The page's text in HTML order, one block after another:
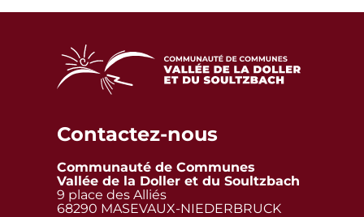
Contactez-nous
Communauté de Communes
Vallée de la Doller et du Soultzbach
9 place des Alliés
68290 MASEVAUX-NIEDERBRUCK